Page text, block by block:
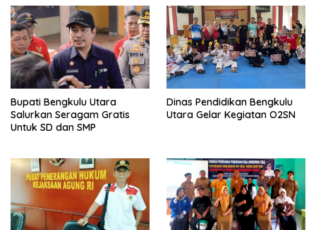
Bupati Bengkulu Utara
Salurkan Seragam Gratis
Untuk SD dan SMP
Dinas Pendidikan Bengkulu
Utara Gelar Kegiatan O2SN